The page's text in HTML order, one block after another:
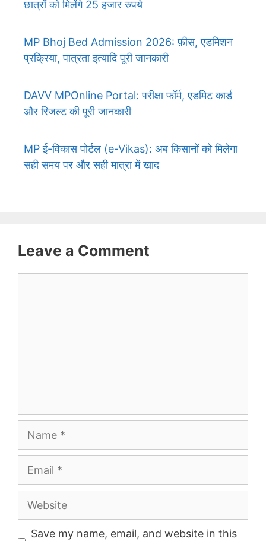
छात्रों को मिलेंगे 25 हजार रुपये
MP Bhoj Bed Admission 2026: फ़ीस, एडमिशन
प्रक्रिया, पात्रता इत्यादि पूरी जानकारी
DAVV MPOnline Portal: परीक्षा फॉर्म, एडमिट कार्ड
और रिजल्ट की पूरी जानकारी
MP ई-विकास पोर्टल (e-Vikas): अब किसानों को मिलेगा
सही समय पर और सही मात्रा में खाद
Leave a Comment
Name
Email
Website
Save my name, email, and website in this